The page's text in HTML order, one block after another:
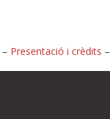
o
Presentació i crèdits